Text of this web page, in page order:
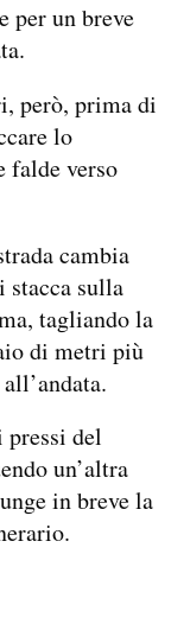
per un breve
però, prima di
lo
falde verso
cambia
stacca sulla
tagliando la
di metri più
del
un’altra
in breve la